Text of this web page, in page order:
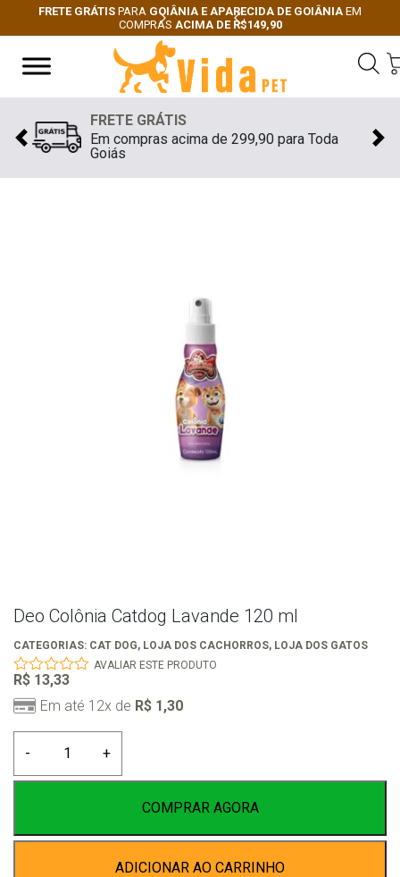
FRETE GRÁTIS PARA GOIÂNIA E APARECIDA DE GOIÂNIA EM
COMPRAS ACIMA DE R$149,90
Previous
Next
FRETE GRÁTIS
Em compras acima de 299,90 para Toda
Goiás
Previous
Deo Colônia Catdog Lavande 120 ml
CATEGORIAS: CAT DOG, LOJA DOS CACHORROS, LOJA DOS GATOS
0
out
of
AVALIAR ESTE PRODUTO
R$ 13,33
Em até 12x de R$ 1,30
-
Colônia
Catdog
ml
+
COMPRAR AGORA
ADICIONAR AO CARRINHO